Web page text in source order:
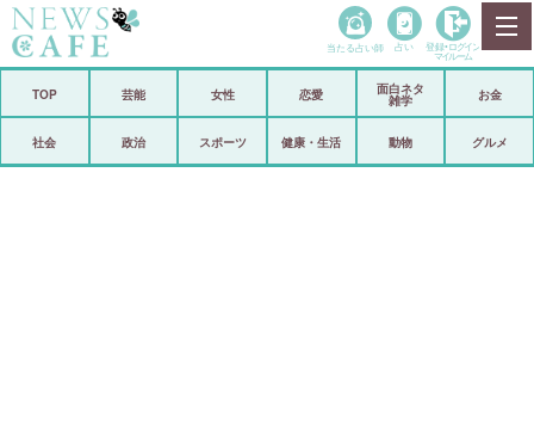
政治
当たる占い師 占い 登録• ログイン
マイルーム
TOP 芸能 女性 恋愛
面白ネタ
雑学
お金
社会 政治 スポーツ 健康・生活 動物 グルメ